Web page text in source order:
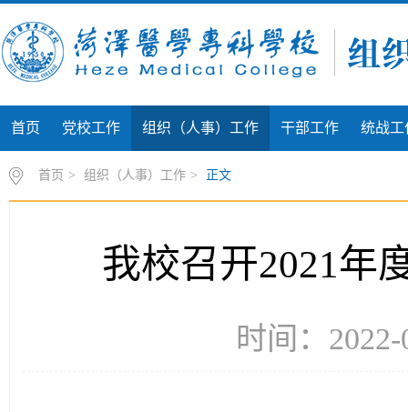
首页 党校工作 组织（人事）工作 干部工作 统战工
首页 > 组织（人事）工作 > 正文
我校召开2021年
时间：